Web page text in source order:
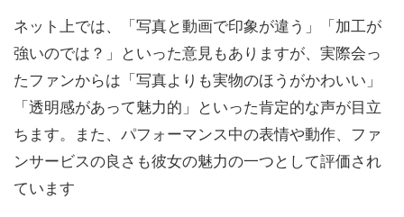
ネット上では、「写真と動画で印象が違う」「加工が
強いのでは？」といった意見もありますが、実際会っ
たファンからは「写真よりも実物のほうがかわいい」
「透明感があって魅力的」といった肯定的な声が目立
ちます。また、パフォーマンス中の表情や動作、ファ
ンサービスの良さも彼女の魅力の一つとして評価され
ています